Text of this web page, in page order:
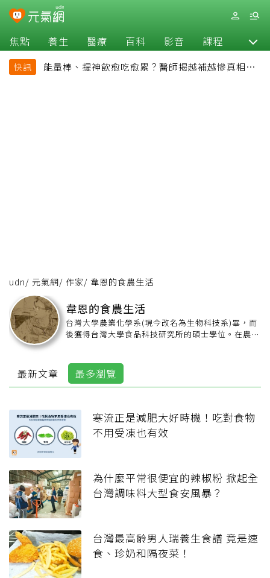
焦點 養生 醫療 百科 影音 課程 退休
快訊
能量棒、提神飲愈吃愈累？醫師揭越補越慘真相：
udn/ 元氣網/ 作家/ 韋恩的食農生活
韋恩的食農生活
台灣大學農業化學系(現今改名為生物科技系)畢，而
後獲得台灣大學食品科技研究所的碩士學位。在農業
親朋好友偶而來問，這個能不能吃、用那個好不好。
而且近來看到在此領域，產業界、學術界、政府官
方、媒體出現許多奇奇怪怪的現象，所以希望把正確
http://www.agrifood.life/
最新文章 最多瀏覽
寒流正是減肥大好時機！吃對食物
不用受凍也有效
為什麼平常很便宜的辣椒粉 掀起全
台灣調味料大型食安風暴？
台灣最高齡男人瑞養生食譜 竟是速
食、珍奶和隔夜菜！